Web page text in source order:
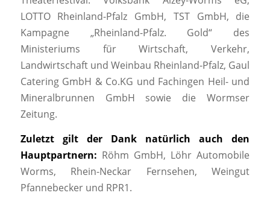
LOTTO Rheinland-Pfalz GmbH, TST GmbH, die
Kampagne „Rheinland-Pfalz. Gold“ des
Ministeriums für Wirtschaft, Verkehr,
Landwirtschaft und Weinbau Rheinland-Pfalz, Gaul
Catering GmbH & Co.KG und Fachingen Heil- und
Mineralbrunnen GmbH sowie die Wormser
Zeitung.
Zuletzt gilt der Dank natürlich auch den
Hauptpartnern: Röhm GmbH, Löhr Automobile
Worms, Rhein-Neckar Fernsehen, Weingut
Pfannebecker und RPR1.